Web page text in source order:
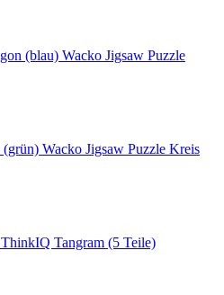
Wacko Jigsaw Puzzle
Wacko Jigsaw Puzzle Kreis
ThinkIQ Tangram (5 Teile)